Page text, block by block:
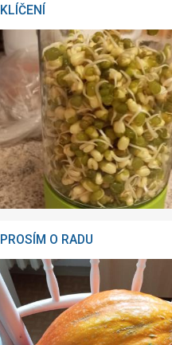
KLÍČENÍ
PROSÍM O RADU